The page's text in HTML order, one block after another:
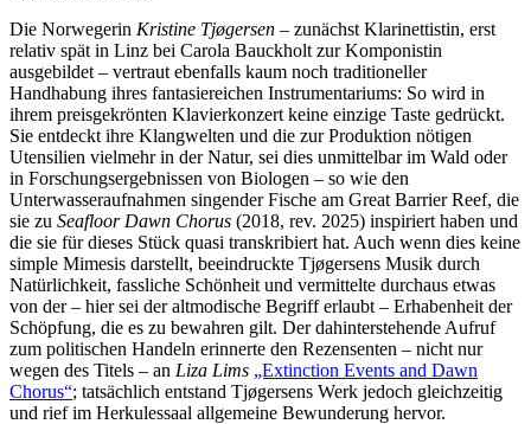
Die Norwegerin Kristine Tjøgersen – zunächst Klarinettistin, erst
relativ spät in Linz bei Carola Bauckholt zur Komponistin
ausgebildet – vertraut ebenfalls kaum noch traditioneller
Handhabung ihres fantasiereichen Instrumentariums: So wird in
ihrem preisgekrönten Klavierkonzert keine einzige Taste gedrückt.
Sie entdeckt ihre Klangwelten und die zur Produktion nötigen
Utensilien vielmehr in der Natur, sei dies unmittelbar im Wald oder
in Forschungsergebnissen von Biologen – so wie den
Unterwasseraufnahmen singender Fische am Great Barrier Reef, die
sie zu Seafloor Dawn Chorus (2018, rev. 2025) inspiriert haben und
die sie für dieses Stück quasi transkribiert hat. Auch wenn dies keine
simple Mimesis darstellt, beeindruckte Tjøgersens Musik durch
Natürlichkeit, fassliche Schönheit und vermittelte durchaus etwas
von der – hier sei der altmodische Begriff erlaubt – Erhabenheit der
Schöpfung, die es zu bewahren gilt. Der dahinterstehende Aufruf
zum politischen Handeln erinnerte den Rezensenten – nicht nur
wegen des Titels – an Liza Lims „Extinction Events and Dawn
Chorus“; tatsächlich entstand Tjøgersens Werk jedoch gleichzeitig
und rief im Herkulessaal allgemeine Bewunderung hervor.